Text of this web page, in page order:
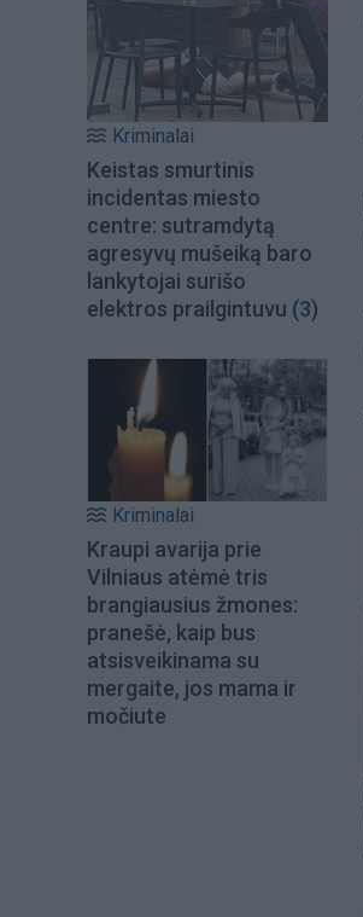
Kriminalai
Keistas smurtinis
incidentas miesto
centre: sutramdytą
agresyvų mušeiką baro
lankytojai surišo
elektros prailgintuvu (3)
Kriminalai
Kraupi avarija prie
Vilniaus atėmė tris
brangiausius žmones:
pranešė, kaip bus
atsisveikinama su
mergaite, jos mama ir
močiute